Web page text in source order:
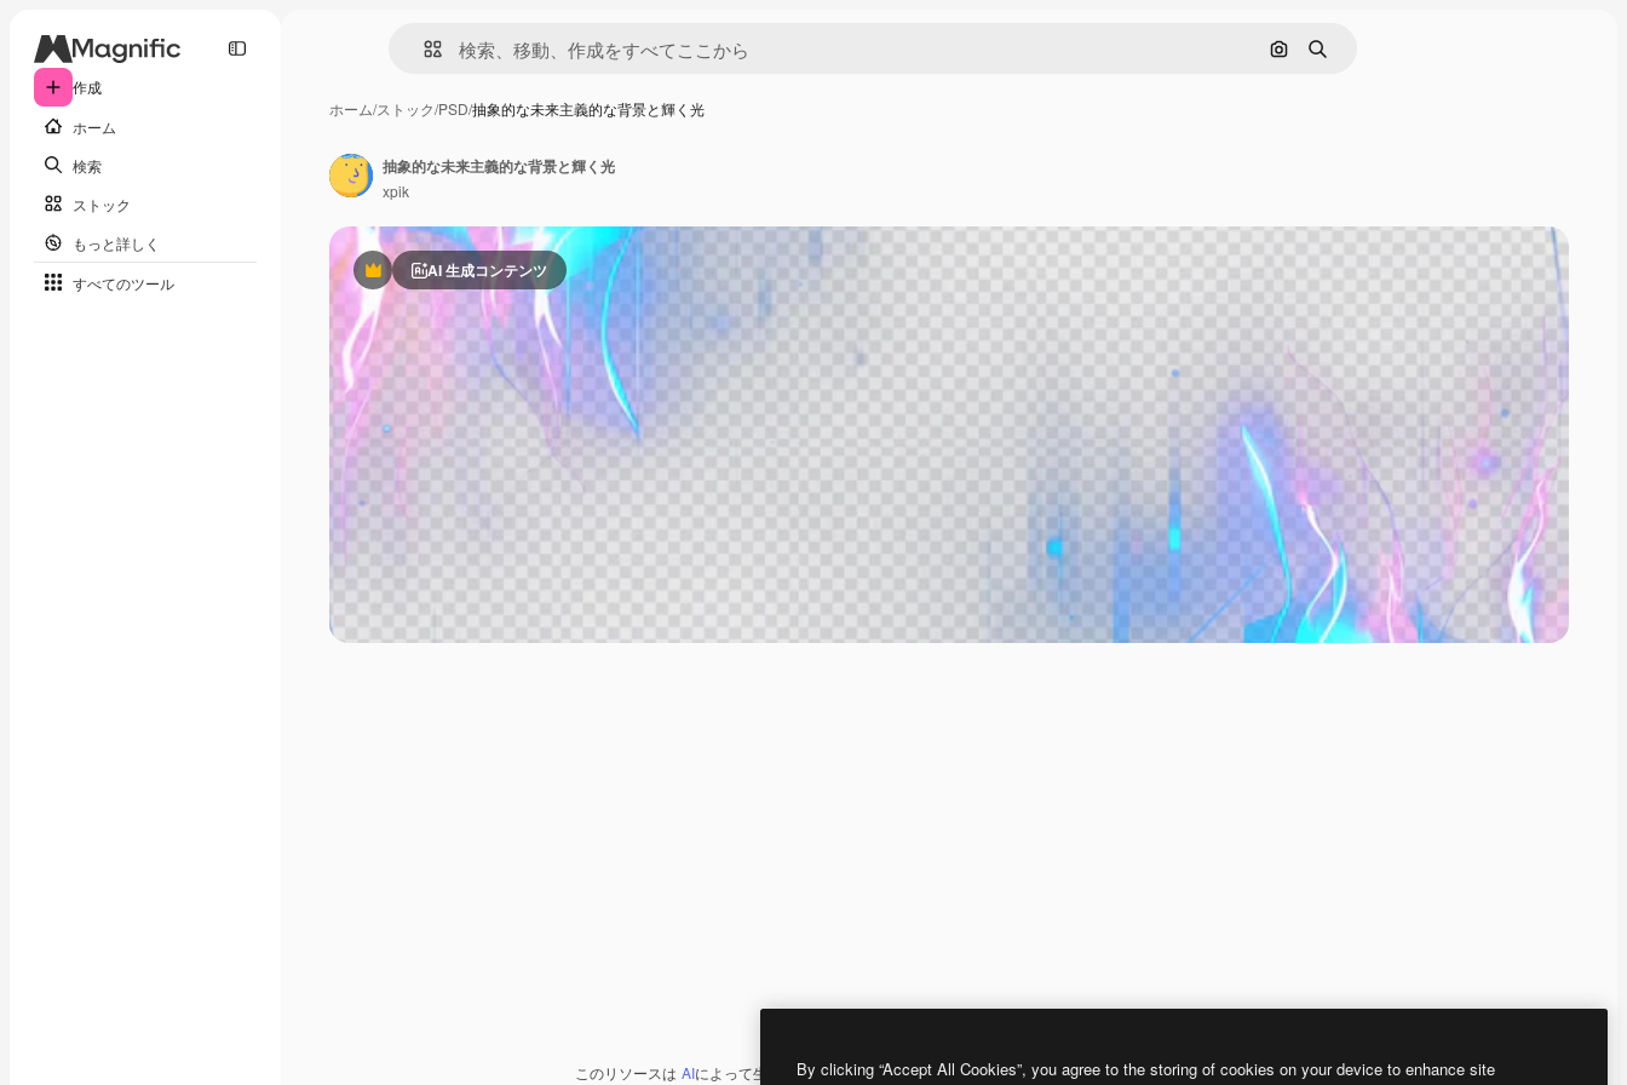
作成
ホーム
検索
ストック
もっと詳しく
すべてのツール
画像で検索
検索
ホーム/ストック/PSD/抽象的な未来主義的な背景と輝く光
PremiumAI 生成コンテンツ
このリソースは AIによって生成されたものです。 AI画像生成ツールを使うと、あなた独自の画像を作成できます。
抽象的な未来主義的な背景と輝く光
xpik
By clicking “Accept All Cookies”, you agree to the storing of cookies on your device to enhance site